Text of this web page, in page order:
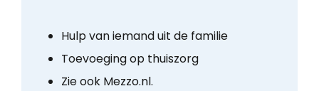
Hulp van iemand uit de familie
Toevoeging op thuiszorg
Zie ook Mezzo.nl.